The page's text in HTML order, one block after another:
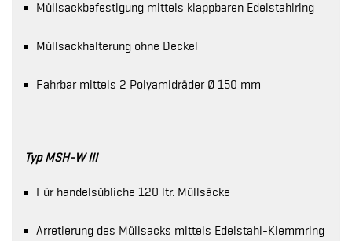
Müllsackbefestigung mittels klappbaren Edelstahlring
Müllsackhalterung ohne Deckel
Fahrbar mittels 2 Polyamidräder Ø 150 mm
Typ MSH-W III
Für handelsübliche 120 ltr. Müllsäcke
Arretierung des Müllsacks mittels Edelstahl-Klemmring